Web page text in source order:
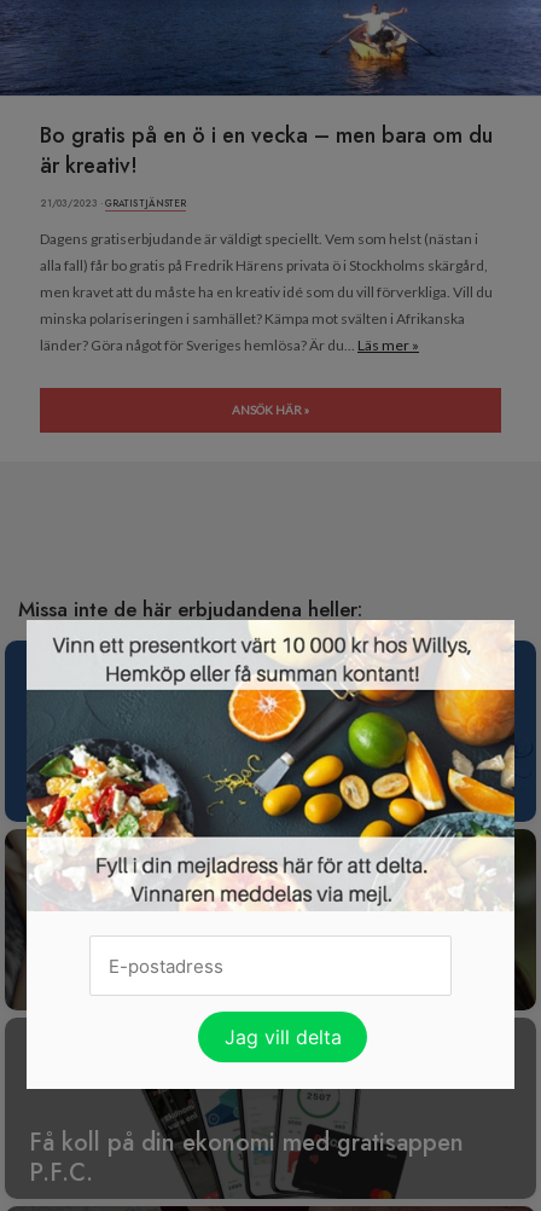
Bo gratis på en ö i en vecka – men bara om du
är kreativ!
21/03/2023 ·GRATIS TJÄNSTER
Dagens gratiserbjudande är väldigt speciellt. Vem som helst (nästan i
alla fall) får bo gratis på Fredrik Härens privata ö i Stockholms skärgård,
men kravet att du måste ha en kreativ idé som du vill förverkliga. Vill du
minska polariseringen i samhället? Kämpa mot svälten i Afrikanska
länder? Göra något för Sveriges hemlösa? Är du... Läs mer »
ANSÖK HÄR »
Missa inte de här erbjudandena heller:
Spotify Premium nu gratis i 3 månader för
nya kunder
Gratis tävling för dig som har husdjur
Få koll på din ekonomi med gratisappen
P.F.C.